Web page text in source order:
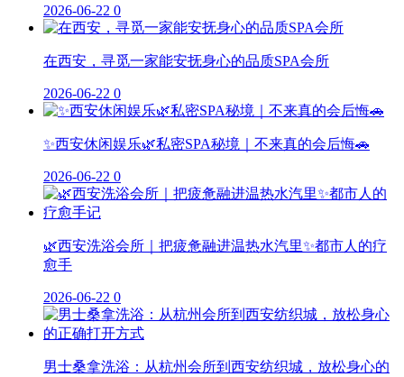
2026-06-22 0
在西安，寻觅一家能安抚身心的品质SPA会所
2026-06-22 0
✨西安休闲娱乐🌿私密SPA秘境｜不来真的会后悔🚗
2026-06-22 0
🌿西安洗浴会所｜把疲惫融进温热水汽里✨都市人的疗
愈手
2026-06-22 0
男士桑拿洗浴：从杭州会所到西安纺织城，放松身心的